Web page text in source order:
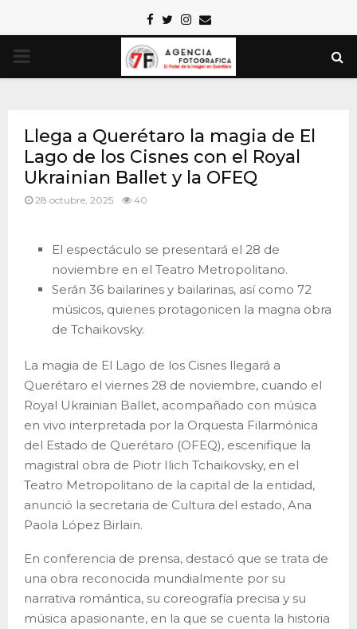
Facebook
TwitterInstagram
Email
PRIMARY
Llega a Querétaro la magia de El
Lago de los Cisnes con el Royal
Ukrainian Ballet y la OFEQ
28 octubre, 2025 40
El espectáculo se presentará el 28 de
noviembre en el Teatro Metropolitano.
Serán 36 bailarines y bailarinas, así como 72
músicos, quienes protagonicen la magna obra
de Tchaikovsky.
La magia de El Lago de los Cisnes llegará a
Querétaro el viernes 28 de noviembre, cuando el
Royal Ukrainian Ballet, acompañado con música
en vivo interpretada por la Orquesta Filarmónica
del Estado de Querétaro (OFEQ), escenifique la
magistral obra de Piotr Ilich Tchaikovsky, en el
Teatro Metropolitano de la capital de la entidad,
anunció la secretaria de Cultura del estado, Ana
Paola López Birlain.
En conferencia de prensa, destacó que se trata de
una obra reconocida mundialmente por su
narrativa romántica, su coreografía precisa y su
música apasionante, en la que se cuenta la historia